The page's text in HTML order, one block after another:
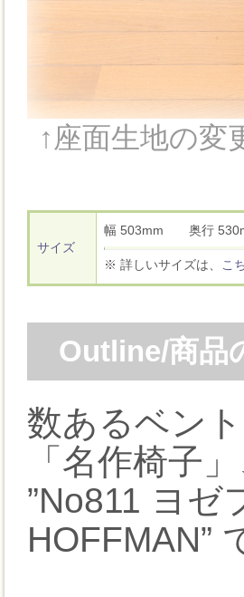
↑座面生地の変
サイズ
幅 503mm 奥行
※ 詳しいサイズは、 こ
Outline/商品
数あるベン
「名作椅子」
”No811 ヨゼ
HOFFMAN”